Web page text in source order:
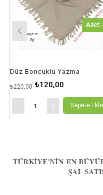
Düz Boncuklu Yazma
₺120,00
₺220,00
Adet:
Sepete Ekle
TÜRKIYE'NIN EN
ŞAL